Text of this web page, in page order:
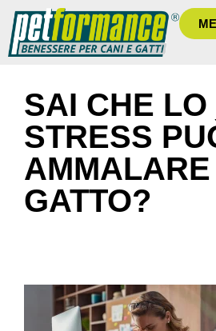
SAI CHE LO
STRESS
GATTO?